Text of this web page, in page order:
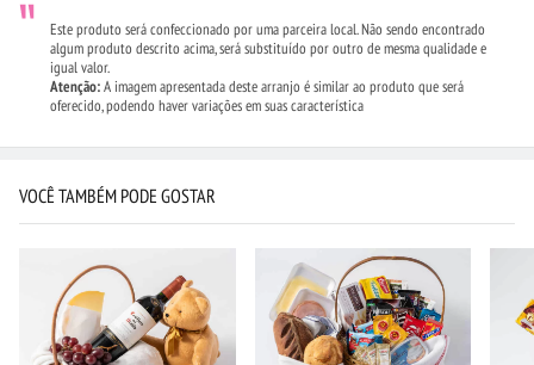
Este produto será confeccionado por uma parceira local. Não sendo encontrado
algum produto descrito acima, será substituído por outro de mesma qualidade e
igual valor.
Atenção:A imagem apresentada deste arranjo é similar ao produto que será
oferecido, podendo haver variações em suas característica
VOCÊ TAMBÉM PODE GOSTAR